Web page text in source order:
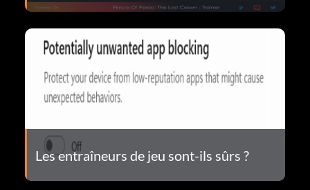
Les entraîneurs de jeu sont-ils sûrs ?